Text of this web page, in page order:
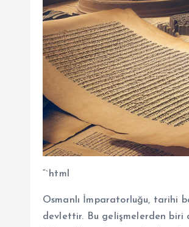
“`html
Osmanlı İmparatorluğu, tarihi
devlettir. Bu gelişmelerden biri